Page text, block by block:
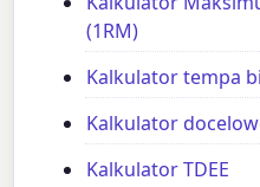
(1RM)
Kalkulator tempa
Kalkulator
Kalkulator TDEE